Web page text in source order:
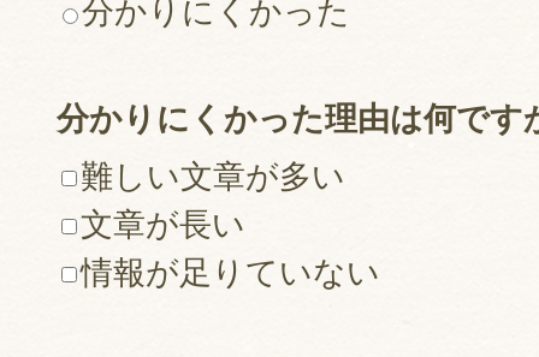
分かりにくかった
分かりにくかった理由は何です
難しい文章が多い
文章が長い
情報が足りていない